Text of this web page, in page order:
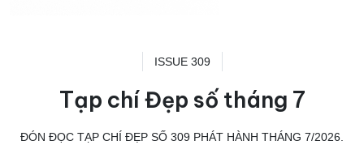
ISSUE 309
Tạp chí Đẹp số tháng 7
ĐÓN ĐỌC TẠP CHÍ ĐẸP SỐ 309 PHÁT HÀNH THÁNG 7/2026.